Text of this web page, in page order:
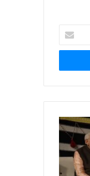
t
r
u
E
a
i
l